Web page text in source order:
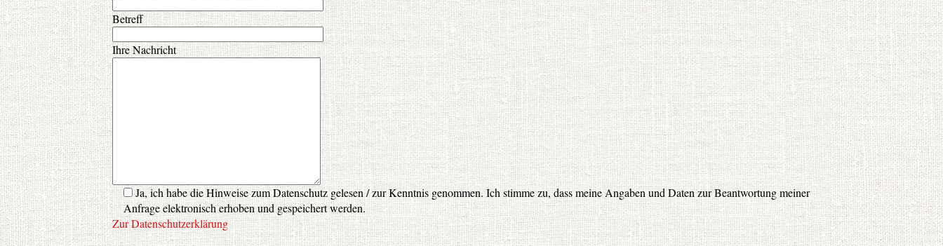
Betreff
Ihre Nachricht
Ja, ich habe die Hinweise zum Datenschutz gelesen / zur Kenntnis genommen. Ich stimme zu, dass meine Angaben und Daten zur Beantwortung meiner
Anfrage elektronisch erhoben und gespeichert werden.
Zur Datenschutzerklärung